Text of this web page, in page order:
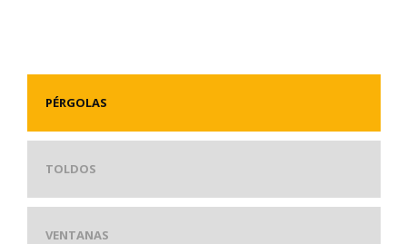
PÉRGOLAS
TOLDOS
VENTANAS